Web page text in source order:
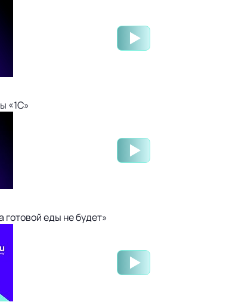
«1С»
еды не будет»